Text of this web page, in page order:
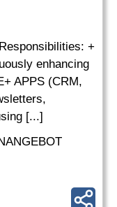
+
enhancing
APPS (CRM,
[...]